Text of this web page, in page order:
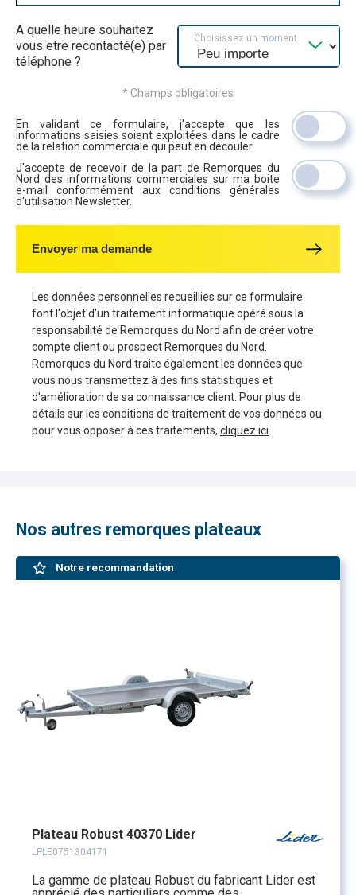
A quelle heure souhaitez
vous etre recontacté(e) par
téléphone ?
Choisissez un moment
* Champs obligatoires
En validant ce formulaire, j'accepte que les
informations saisies soient exploitées dans le cadre
de la relation commerciale qui peut en découler.
J'accepte de recevoir de la part de Remorques du
Nord des informations commerciales sur ma boite
e-mail conformément aux conditions générales
d'utilisation Newsletter.
Envoyer ma demande
Les données personnelles recueillies sur ce formulaire
font l'objet d'un traitement informatique opéré sous la
responsabilité de Remorques du Nord afin de créer votre
compte client ou prospect Remorques du Nord.
Remorques du Nord traite également les données que
vous nous transmettez à des fins statistiques et
d'amélioration de sa connaissance client. Pour plus de
détails sur les conditions de traitement de vos données ou
pour vous opposer à ces traitements, cliquez ici
Nos autres remorques plateaux
Notre recommandation
Plateau Robust 40370 Lider
LPLE0751304171
La gamme de plateau Robust du fabricant Lider est